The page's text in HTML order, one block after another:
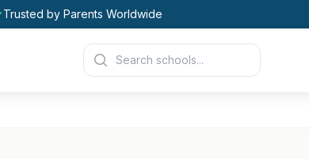
Trusted by Parents Worldwide